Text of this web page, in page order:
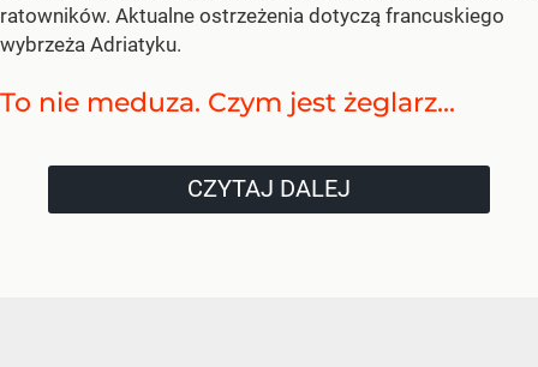
ratowników. Aktualne ostrzeżenia dotyczą francuskiego
wybrzeża Adriatyku.
To nie meduza. Czym jest żeglarz...
CZYTAJ DALEJ